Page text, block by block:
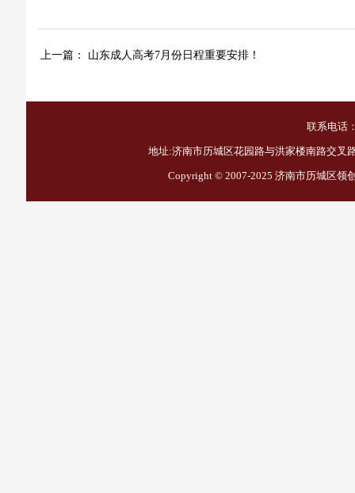
上一篇： 山东成人高考7月份日程重要安排！
联系电话
地址:济南市历城区花园路与洪家楼南路交叉
Copyright © 2007-2025 济南市历城区领